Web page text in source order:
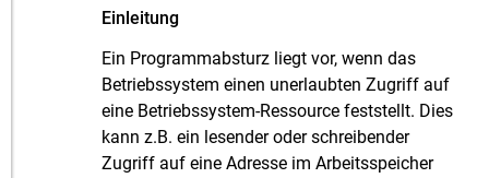
Einleitung
Ein Programmabsturz liegt vor, wenn das
Betriebssystem einen unerlaubten Zugriff auf
eine Betriebssystem-Ressource feststellt. Dies
kann z.B. ein lesender oder schreibender
Zugriff auf eine Adresse im Arbeitsspeicher